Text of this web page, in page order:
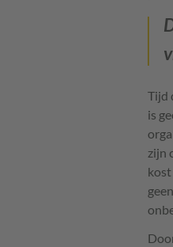
Tijd
is
zijn